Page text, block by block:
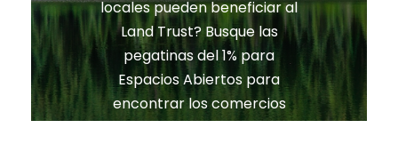
locales pueden beneficiar al
Land Trust? Busque las
pegatinas del 1% para
Espacios Abiertos para
encontrar los comercios
participantes.